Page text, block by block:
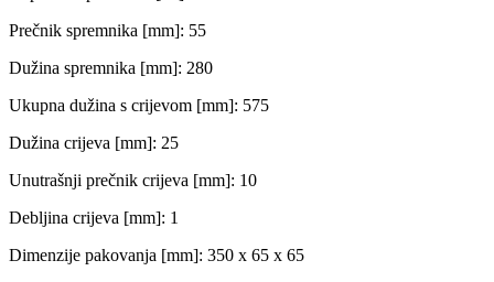
Prečnik spremnika [mm]: 55
Dužina spremnika [mm]: 280
Ukupna dužina s crijevom [mm]: 575
Dužina crijeva [mm]: 25
Unutrašnji prečnik crijeva [mm]: 10
Debljina crijeva [mm]: 1
Dimenzije pakovanja [mm]: 350 x 65 x 65